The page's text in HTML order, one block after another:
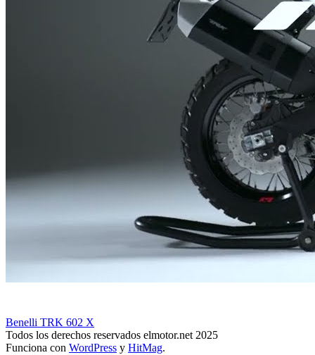
Benelli TRK 602 X
Todos los derechos reservados elmotor.net 2025
Funciona con WordPress y HitMag.